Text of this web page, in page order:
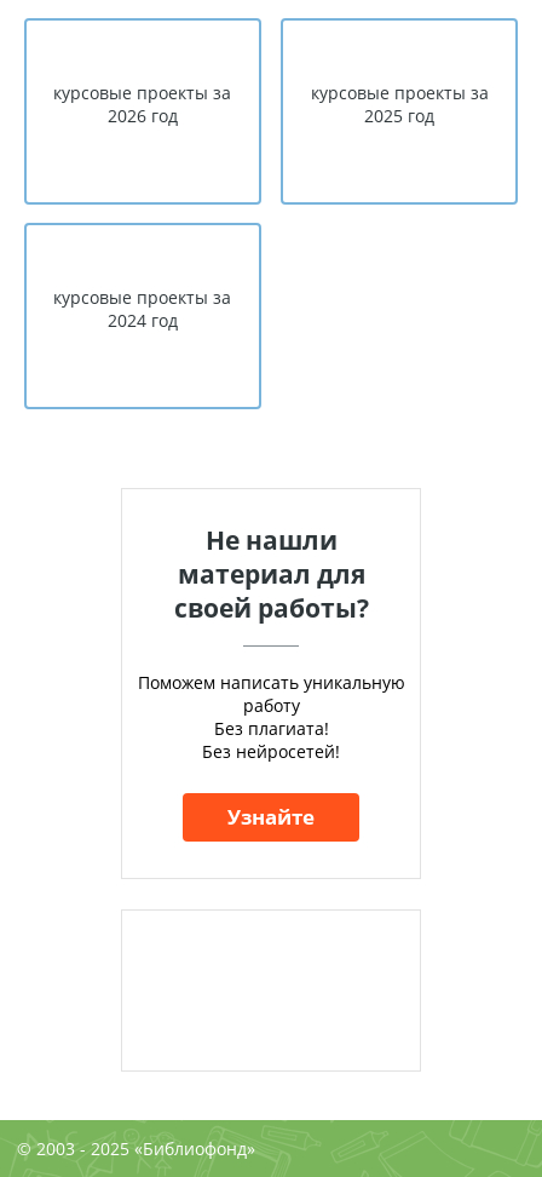
курсовые проекты за
2026 год
курсовые проекты за
2025 год
курсовые проекты за
2024 год
Не нашли
материал для
своей работы?
Поможем написать уникальную
работу
Без плагиата!
Без нейросетей!
Узнайте
© 2003 - 2025 «Библиофонд»